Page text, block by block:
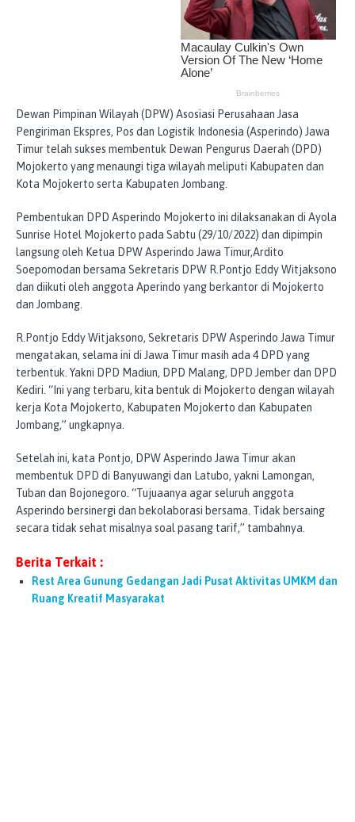
Dewan Pimpinan Wilayah (DPW) Asosiasi Perusahaan Jasa
Pengiriman Ekspres, Pos dan Logistik Indonesia (Asperindo) Jawa
Timur telah sukses membentuk Dewan Pengurus Daerah (DPD)
Mojokerto yang menaungi tiga wilayah meliputi Kabupaten dan
Kota Mojokerto serta Kabupaten Jombang.
Pembentukan DPD Asperindo Mojokerto ini dilaksanakan di Ayola
Sunrise Hotel Mojokerto pada Sabtu (29/10/2022) dan dipimpin
langsung oleh Ketua DPW Asperindo Jawa Timur,Ardito
Soepomodan bersama Sekretaris DPW R.Pontjo Eddy Witjaksono
dan diikuti oleh anggota Aperindo yang berkantor di Mojokerto
dan Jombang.
R.Pontjo Eddy Witjaksono, Sekretaris DPW Asperindo Jawa Timur
mengatakan, selama ini di Jawa Timur masih ada 4 DPD yang
terbentuk. Yakni DPD Madiun, DPD Malang, DPD Jember dan DPD
Kediri. “Ini yang terbaru, kita bentuk di Mojokerto dengan wilayah
kerja Kota Mojokerto, Kabupaten Mojokerto dan Kabupaten
Jombang,” ungkapnya.
Setelah ini, kata Pontjo, DPW Asperindo Jawa Timur akan
membentuk DPD di Banyuwangi dan Latubo, yakni Lamongan,
Tuban dan Bojonegoro. “Tujuaanya agar seluruh anggota
Asperindo bersinergi dan bekolaborasi bersama. Tidak bersaing
secara tidak sehat misalnya soal pasang tarif,” tambahnya.
Berita Terkait :
Rest Area Gunung Gedangan Jadi Pusat Aktivitas UMKM dan
Ruang Kreatif Masyarakat